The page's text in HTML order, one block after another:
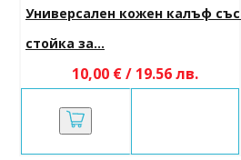
Универсален кожен калъф със
стойка за...
10,00 € / 19.56 лв.